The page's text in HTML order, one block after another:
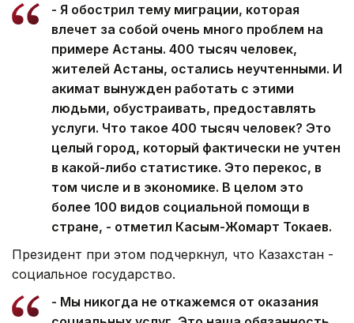
- Я обострил тему миграции, которая
влечет за собой очень много проблем на
примере Астаны. 400 тысяч человек,
жителей Астаны, остались неучтенными. И
акимат вынужден работать с этими
людьми, обустраивать, предоставлять
услуги. Что такое 400 тысяч человек? Это
целый город, который фактически не учтен
в какой-либо статистике. Это перекос, в
том числе и в экономике. В целом это
более 100 видов социальной помощи в
стране, - отметил Касым-Жомарт Токаев.
Президент при этом подчеркнул, что Казахстан -
социальное государство.
- Мы никогда не откажемся от оказания